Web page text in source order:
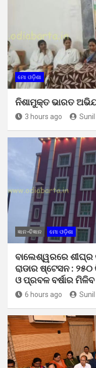
ମୋ ଓଡ଼ିଶା
ନିଶାମୁକ୍ତ ଭାରତ
3 hours ago
ଜ୍ଞାନ-ବିଜ୍ଞାନ ମୋ ଓଡ଼ିଶା
ବାଲେଶ୍ୱରରେ
ରାଡାର ଷ୍ଟେସନ :
ଓ ପ୍ରବଳ ବର୍ଷାର
6 hours ago